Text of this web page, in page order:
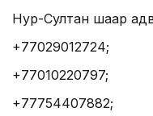
Нур-Султан шаҳар
+77029012724;
+77010220797;
+77754407882;